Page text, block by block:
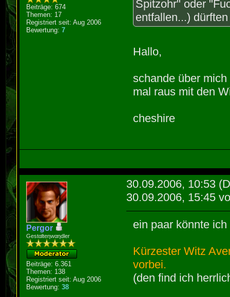
Beiträge: 674
Themen: 17
Registriert seit: Aug 2006
Bewertung:7
Spitzohr" oder
entfallen...)
Hallo,
schande über
mal raus mit den
cheshire
Pergor
Gestαlteηwαηdler
Beiträge: 6.361
Themen: 138
Registriert seit: Aug 2006
Bewertung:38
30.09.2006, 10:53
30.09.2006, 15:45
ein paar könnte
Kürzester Witz
vorbei.
(den find ich